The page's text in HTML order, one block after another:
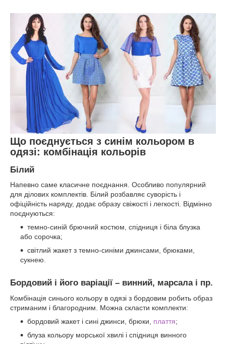
Що поєднується з синім кольором в
одязі: комбінація кольорів
Білий
Напевно саме класичне поєднання. Особливо популярний
для ділових комплектів. Білий розбавляє суворість і
офіційність наряду, додає образу свіжості і легкості. Відмінно
поєднуються:
темно-синій брючний костюм, спідниця і біла блузка
або сорочка;
світлий жакет з темно-синіми джинсами, брюками,
сукнею.
Бордовий і його варіації – винний, марсала і пр.
Комбінація синього кольору в одязі з бордовим робить образ
стриманим і благородним. Можна скласти комплекти:
бордовий жакет і сині джинси, брюки, плаття;
блуза кольору морської хвилі і спідниця винного